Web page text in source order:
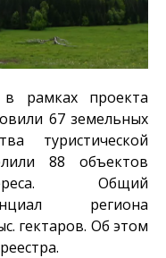
рамках проекта
67 земельных
туристической
88 объектов
Общий
региона
гектаров. Об этом